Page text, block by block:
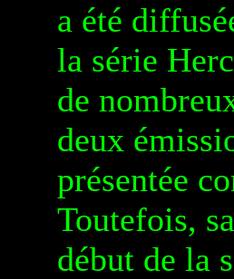
a été
la série
de
deux
présentée
Toutefois,
début de la